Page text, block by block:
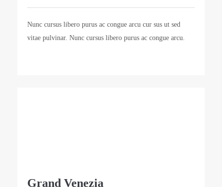
Nunc cursus libero purus ac congue arcu cur sus ut sed
vitae pulvinar. Nunc cursus libero purus ac congue arcu.
Grand Venezia